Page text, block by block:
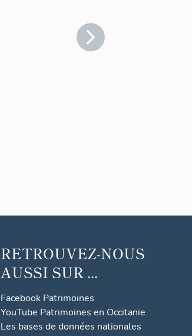
RETROUVEZ-NOUS
AUSSI SUR ...
Facebook Patrimoines
YouTube Patrimoines en Occitanie
Les bases de données nationales